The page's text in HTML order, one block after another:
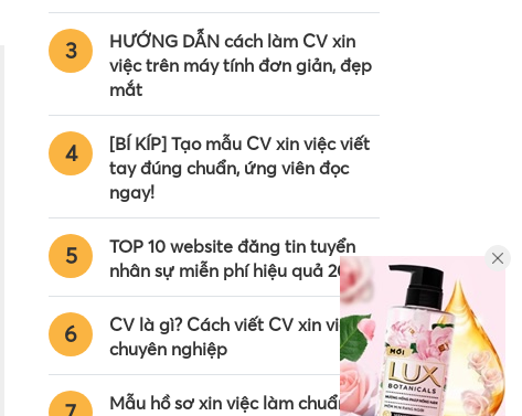
3
HƯỚNG DẪN cách làm CV xin
việc trên máy tính đơn giản, đẹp
mắt
4
[BÍ KÍP] Tạo mẫu CV xin việc viết
tay đúng chuẩn, ứng viên đọc
ngay!
5
TOP 10 website đăng tin tuyển
nhân sự miễn phí hiệu quả 2024
6
CV là gì? Cách viết CV xin việc
chuyên nghiệp
Mẫu hồ sơ xin việc làm chuẩn